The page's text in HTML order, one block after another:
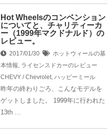
Hot Wheelsのコンベンション
についてと、チャリティーカ
ー（1999年マクドナルド）の
レビュー。
2017/01/30
ホットウィールの基
本情報, ライセンスドカーのレビュー
CHEVY / Chevrolet, ハッピーミール
昨年の終わりごろ、こんなモデルを
ゲットしました。 1999年に行われた
13th …